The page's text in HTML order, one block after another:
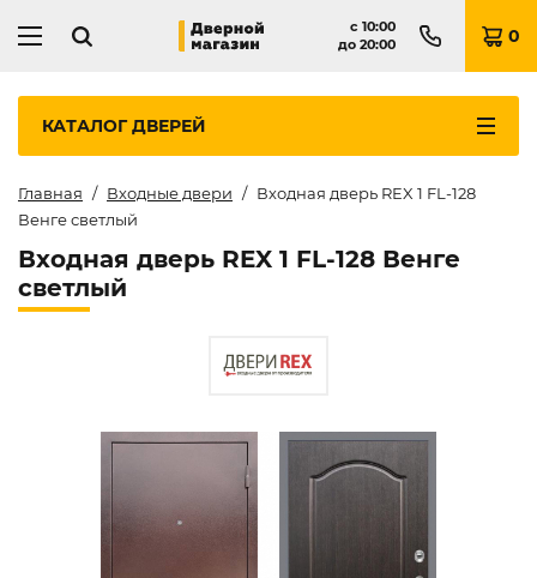
с 10:00
до 20:00 0
КАТАЛОГДВЕРЕЙ
Главная Входные двери
Входная дверь REX 1 FL-128
Венге светлый
Входная дверь REX 1 FL-128 Венге
светлый